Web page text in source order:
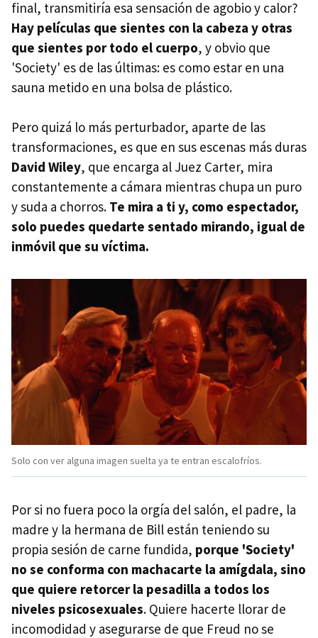
final, transmitiría esa sensación de agobio y calor?
Hay películas que sientes con la cabeza y otras
que sientes por todo el cuerpo, y obvio que
'Society' es de las últimas: es como estar en una
sauna metido en una bolsa de plástico.
Pero quizá lo más perturbador, aparte de las
transformaciones, es que en sus escenas más duras
David Wiley, que encarga al Juez Carter, mira
constantemente a cámara mientras chupa un puro
y suda a chorros. Te mira a ti y, como espectador,
solo puedes quedarte sentado mirando, igual de
inmóvil que su víctima.
Solo con ver alguna imagen suelta ya te entran escalofríos.
Por si no fuera poco la orgía del salón, el padre, la
madre y la hermana de Bill están teniendo su
propia sesión de carne fundida, porque 'Society'
no se conforma con machacarte la amígdala, sino
que quiere retorcer la pesadilla a todos los
niveles psicosexuales. Quiere hacerte llorar de
incomodidad y asegurarse de que Freud no se